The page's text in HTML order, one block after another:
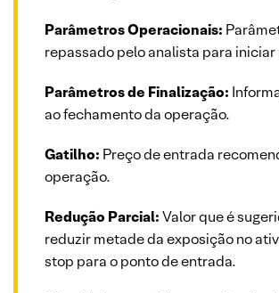
Parâmetros Operacionais:
repassado pelo analista para iniciar
Parâmetros de Finalização:
ao fechamento da operação.
Gatilho: Preço de entrada
operação.
Redução Parcial:Valor que é
reduzir metade da exposição no
stop para o ponto de entrada.